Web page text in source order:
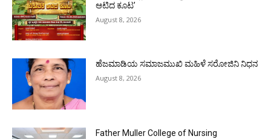
ಆಟಿದ ಕೂಟ’
August 8, 2026
ಹೆಜಮಾಡಿಯ ಸಮಾಜಮುಖಿ ಮಹಿಳೆ ಸರೋಜಿನಿ ನಿಧನ
August 8, 2026
Father Muller College of Nursing